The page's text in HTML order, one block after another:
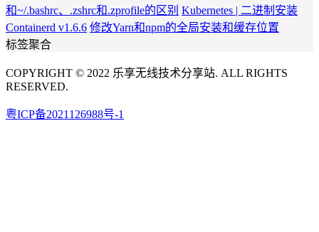
和~/.bashrc、.zshrc和.zprofile的区别 Kubernetes | 二进制安装
Containerd v1.6.6 修改Yarn和npm的全局安装和缓存位置
标签聚合
COPYRIGHT © 2022 乐享无线技术分享站. ALL RIGHTS
RESERVED.
粤ICP备2021126988号-1